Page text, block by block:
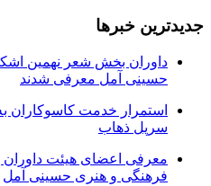
جدیدترین خبرها
داوران بخش شعر نهمین
حسینی آمل معرفی شدند
استمرار خدمت کاسوکاران
سرپل ذهاب
معرفی اعضای هیئت
فرهنگی و هنری حسینی آمل